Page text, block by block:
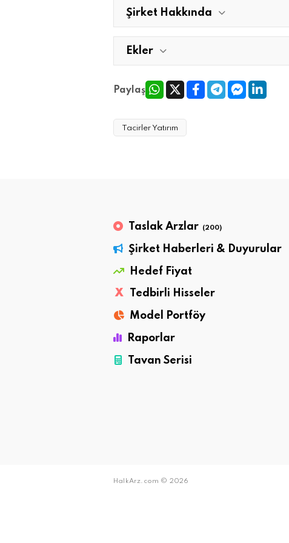
Şirket Hakkında
Ekler
Paylaş
Tacirler Yatırım
Taslak Arzlar (200)
Şirket Haberleri & Duyurular
Hedef Fiyat
X
Tedbirli Hisseler
Model Portföy
Raporlar
Tavan Serisi
HalkArz.com © 2026